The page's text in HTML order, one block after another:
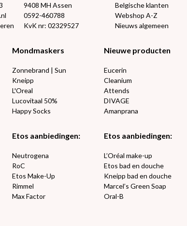
9408 MH Assen
0592-460788
KvK nr: 02329527
Belgische klanten
Webshop A-Z
Nieuws algemeen
Mondmaskers
Zonnebrand | Sun
Kneipp
L'Oreal
Lucovitaal 50%
Happy Socks
Nieuwe producten
Eucerin
Cleanium
Attends
DIVAGE
Amanprana
Etos aanbiedingen:
Neutrogena
RoC
Etos Make-Up
Rimmel
Max Factor
Etos aanbiedingen:
L’Oréal make-up
Etos bad en douche
Kneipp bad en douche
Marcel’s Green Soap
Oral-B